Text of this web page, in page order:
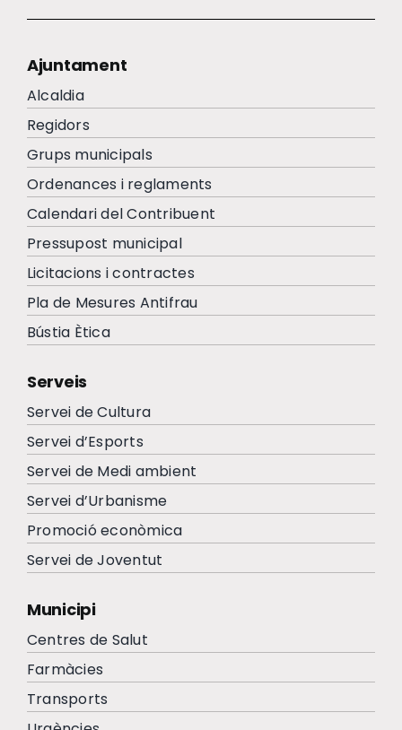
Ajuntament
Alcaldia
Regidors
Grups municipals
Ordenances i reglaments
Calendari del Contribuent
Pressupost municipal
Licitacions i contractes
Pla de Mesures Antifrau
Bústia Ètica
Serveis
Servei de Cultura
Servei d’Esports
Servei de Medi ambient
Servei d’Urbanisme
Promoció econòmica
Servei de Joventut
Municipi
Centres de Salut
Farmàcies
Transports